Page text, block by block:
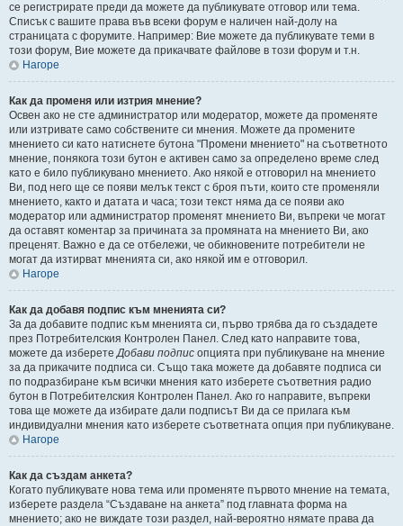
се регистрирате преди да можете да публикувате отговор или тема.
Списък с вашите права във всеки форум е наличен най-долу на
страницата с форумите. Например: Вие можете да публикувате теми в
този форум, Вие можете да прикачвате файлове в този форум и т.н.
Нагоре
Как да променя или изтрия мнение?
Освен ако не сте администратор или модератор, можете да променяте
или изтривате само собствените си мнения. Можете да промените
мнението си като натиснете бутона "Промени мнението" на съответното
мнение, понякога този бутон е активен само за определено време след
като е било публикувано мнението. Ако някой е отговорил на мнението
Ви, под него ще се появи мелък текст с броя пъти, които сте променяли
мнението, както и датата и часа; този текст няма да се появи ако
модератор или администратор променят мнението Ви, въпреки че могат
да оставят коментар за причината за промяната на мнението Ви, ако
преценят. Важно е да се отбележи, че обикновените потребители не
могат да изтирват мненията си, ако някой им е отговорил.
Нагоре
Как да добавя подпис към мненията си?
За да добавите подпис към мненията си, първо трябва да го създадете
през Потребителския Контролен Панел. След като направите това,
можете да изберетеДобави подпис опцията при публикуване на мнение
за да прикачите подписа си. Също така можете да добавяте подписа си
по подразбиране към всички мнения като изберете съответния радио
бутон в Потребителския Контролен Панел. Ако го направите, въпреки
това ще можете да избирате дали подписът Ви да се прилага към
индивидуални мнения като изберете съответната опция при публикуване.
Нагоре
Как да създам анкета?
Когато публикувате нова тема или променяте първото мнение на темата,
изберете раздела “Създаване на анкета” под главната форма на
мнението; ако не виждате този раздел, най-вероятно нямате права да